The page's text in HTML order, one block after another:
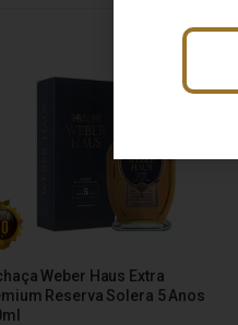
Weber Haus Extra
Reserva Solera 5 Anos